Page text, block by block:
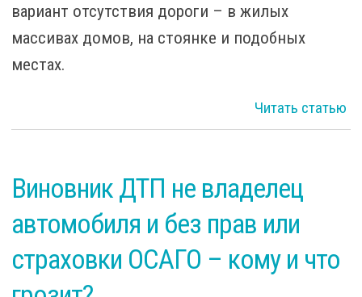
вариант отсутствия дороги – в жилых
массивах домов, на стоянке и подобных
местах.
Читать статью
Виновник ДТП не владелец
автомобиля и без прав или
страховки ОСАГО – кому и что